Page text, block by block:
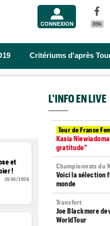
CONNEXION 89k
Critériums d'après
et
!
31/05/2026
L'INFO EN LIVE
Tour de France
Kasia
gratitude"
Championnats du
Voici la sélection
monde
Transfert
Joe Blackmore
WorldTour